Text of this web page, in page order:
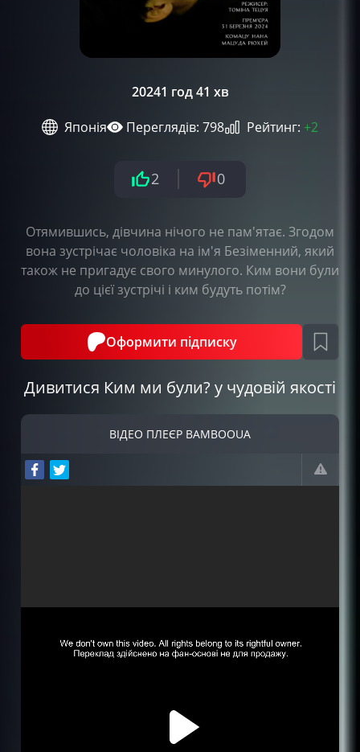
20241 год 41 хв
Японія
Переглядів: 798 Рейтинг: +2
2 0
Отямившись, дівчина нічого не пам'ятає. Згодом
вона зустрічає чоловіка на ім'я Безіменний, який
також не пригадує свого минулого. Ким вони були
до цієї зустрічі і ким будуть потім?
Оформити підписку
Дивитися Ким ми були? у чудовій якості
ВІДЕО ПЛЕЄР BAMBOOUA